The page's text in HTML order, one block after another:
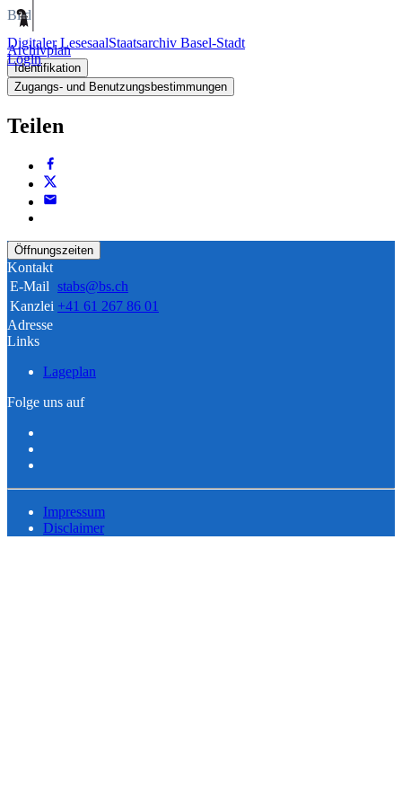
Digitaler LesesaalStaatsarchiv Basel-Stadt
Login
Bild
Archivplan
Identifikation
Zugangs- und Benutzungsbestimmungen
Teilen
Öffnungszeiten
Kontakt
E-Mail stabs@bs.ch
Kanzlei +41 61 267 86 01
Adresse
Links
Lageplan
Folge uns auf
Impressum
Disclaimer